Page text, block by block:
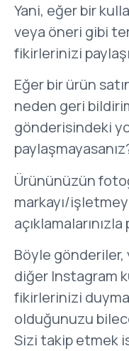
Yani, eğer bir
veya öneri gibi
fikirlerinizi
Eğer bir ürün
neden geri
gönderisindeki
Ürününüzün
markayı/
Böyle gönderiler,
diğer Instagram
fikirlerinizi
olduğunuzu
Sizi takip etmek